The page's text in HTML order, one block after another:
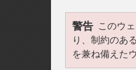
警告 このウ
り、制約のあ
を兼ね備えた